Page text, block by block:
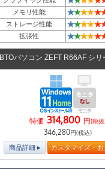
メモリ性能 ★★★★★
ストレージ性能 ★★★★★
拡張性 ★★★★★
BTOパソコン ZEFT R66AF シリ
特価 314,800 円(税抜
346,280円(税込)
商品詳細 カスタマイズ・